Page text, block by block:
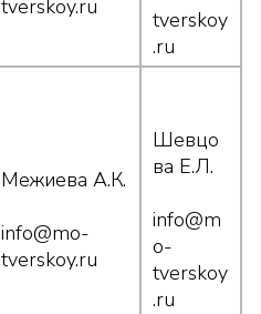
tverskoy.ru
tverskoy
.ru
Межиева А.К.
info@mo-
tverskoy.ru
Шевцо
ва Е.Л.
info@m
o-
tverskoy
.ru